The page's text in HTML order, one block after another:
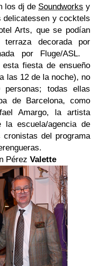
los dj de Soundworks y
delicatessen y cocktels
Arts, que se podían
terraza decorada por
por Fluge/ASL.
fiesta de ensueño
las 12 de la noche), no
personas; todas ellas
de Barcelona, como
Amargo, la artista
escuela/agencia de
del programa
Pérez Valette